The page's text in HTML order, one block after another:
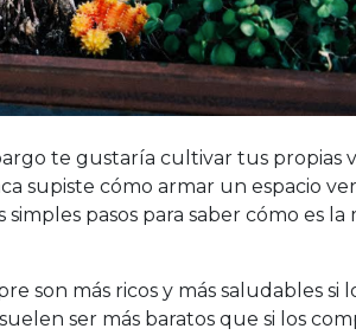
te gustaría cultivar tus propias
supiste cómo armar un espacio
pasos para saber cómo es la
son más ricos y más saludables si
ser más baratos que si los